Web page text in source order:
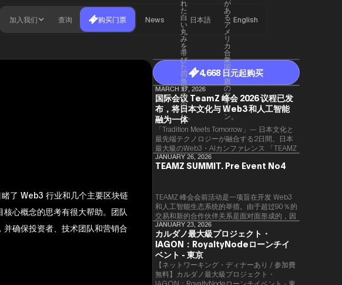
加入我们 查询 购买门票 News 日本語 English
了 Web3 行业和几个主要区块链
心概念的思考有很大帮助。团队
确保投资者、技术团队和营销合
4,668 日元起购买
MARCH 17, 2026
国际会议 TeamZ 峰会 2026 议程已发
布，将日本文化与 Web3 和人工智能
融为一体
「Tradition Meets Tomorrow」— 日本文化と
最先端テクノロジーが融合する2日間。日本
最大級のWeb3・AIカンファレンス 「TEAMZ
Summit 2026」 が、2026年4月7日・8日に
東京・八芳園にて開催されます。今年のテー
る、特別な2日間となります。このたび、公
式アジェンダが公開されました。（※登壇者
のスケジュール等の都合により、開催までに
内容が変更となる可能性があります。）
JANUARY 26, 2026
TEAMZ SUMMIT. Pre Event No4
TEAMZ 峰会会前活动是一项旨在开发 Web3
和人工智能生态系统的举措。由于超过90％的
交易和新的合作伙伴关系是面对面形成的，因
此TEAMZ将在本次活动之前举行一次数量有
限的交流会议，以在轻松的氛围中促进高质量
的交流。
JANUARY 23, 2026
カルダノ最大級プロジェクト・
IAGON：RoyaltyNodeローンチイ
ベント - 東京
【ネットワーキング・ディナーあり / 参加費
無料】カルダノ最大級プロジェクト・
IAGON：RoyaltyNodeローンチイベント - 東